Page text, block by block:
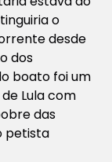
o
desde
dos
boato foi um
Lula com
das
petista